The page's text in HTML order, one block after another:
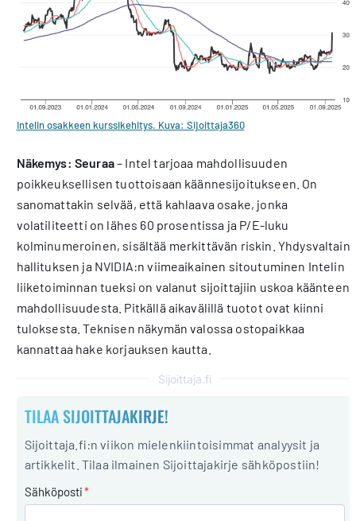
Intelin osakkeen kurssikehitys. Kuva: Sijoittaja360
Näkemys: Seuraa– Intel tarjoaa mahdollisuuden
poikkeuksellisen tuottoisaan käännesijoitukseen. On
sanomattakin selvää, että kahlaava osake, jonka
volatiliteetti on lähes 60 prosentissa ja P/E-luku
kolminumeroinen, sisältää merkittävän riskin. Yhdysvaltain
hallituksen ja NVIDIA:n viimeaikainen sitoutuminen Intelin
liiketoiminnan tueksi on valanut sijoittajiin uskoa käänteen
mahdollisuudesta. Pitkällä aikavälillä tuotot ovat kiinni
tuloksesta. Teknisen näkymän valossa ostopaikkaa
kannattaa hake korjauksen kautta.
Sijoittaja.fi
TILAA SIJOITTAJAKIRJE!
Sijoittaja.fi:n viikon mielenkiintoisimmat analyysit ja
artikkelit. Tilaa ilmainen Sijoittajakirje sähköpostiin!
Sähköposti*